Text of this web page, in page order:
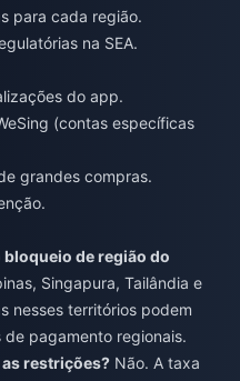
para cada região.
na SEA.
do app.
(contas específicas
grandes compras.
de região do
Singapura, Tailândia e
nesses territórios podem
pagamento regionais.
restrições? Não. A taxa